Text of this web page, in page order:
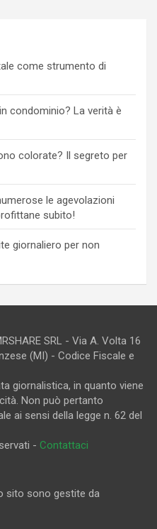
come strumento di
condominio? La verità è
colorate? Il segreto per
le agevolazioni
subito!
giornaliero per non
SRL - Via A. Volta 16
(MI) - Codice Fiscale e
giornalistica, in quanto viene
Non può pertanto
ai sensi della legge n. 62 del
- Contattaci
sito sono gestite da